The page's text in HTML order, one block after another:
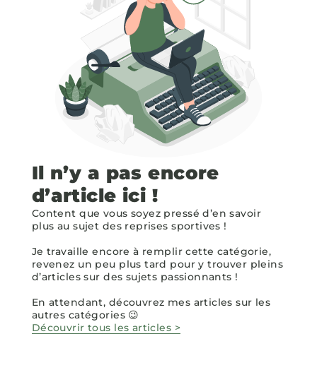
Il n’y a pas encore
d’article ici !
Content que vous soyez pressé d’en savoir
plus au sujet des reprises sportives !
Je travaille encore à remplir cette catégorie,
revenez un peu plus tard pour y trouver pleins
d’articles sur des sujets passionnants !
En attendant, découvrez mes articles sur les
autres catégories 😉
Découvrir tous les articles >